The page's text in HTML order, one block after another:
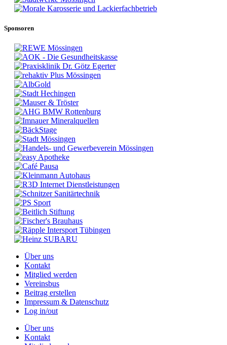
Sponsoren
Über uns
Kontakt
Mitglied werden
Vereinsbus
Beitrag erstellen
Impressum & Datenschutz
Log in/out
Über uns
Kontakt